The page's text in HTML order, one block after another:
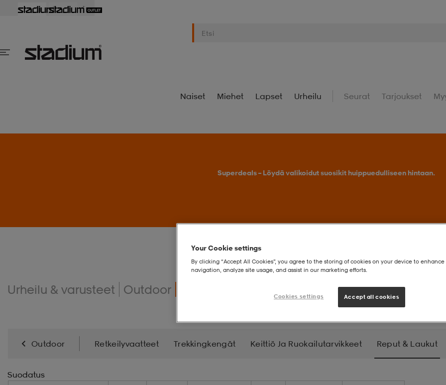
Naiset Miehet Lapset Urheilu Seurat Tarjoukset
Superdeals – Löydä valikoidut suosikit huippuedulliseen hintaan.
Urheilu & varusteet Outdoor
Outdoor Retkeilyvaatteet Trekkingkengät Keittiö Ja Ruokailutarvikkeet Reput & Laukut
Makuupussit & Ilmapatjat
Suodatus
Your Cookie settings
By clicking “Accept All Cookies”, you agree to the storing of cookies on your device to enhance
navigation, analyze site usage, and assist in our marketing efforts.
Cookies settings Accept all cookies